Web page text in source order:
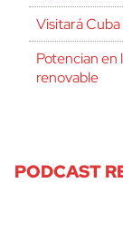
Visitará
Potencian en
renovable
PODCAST